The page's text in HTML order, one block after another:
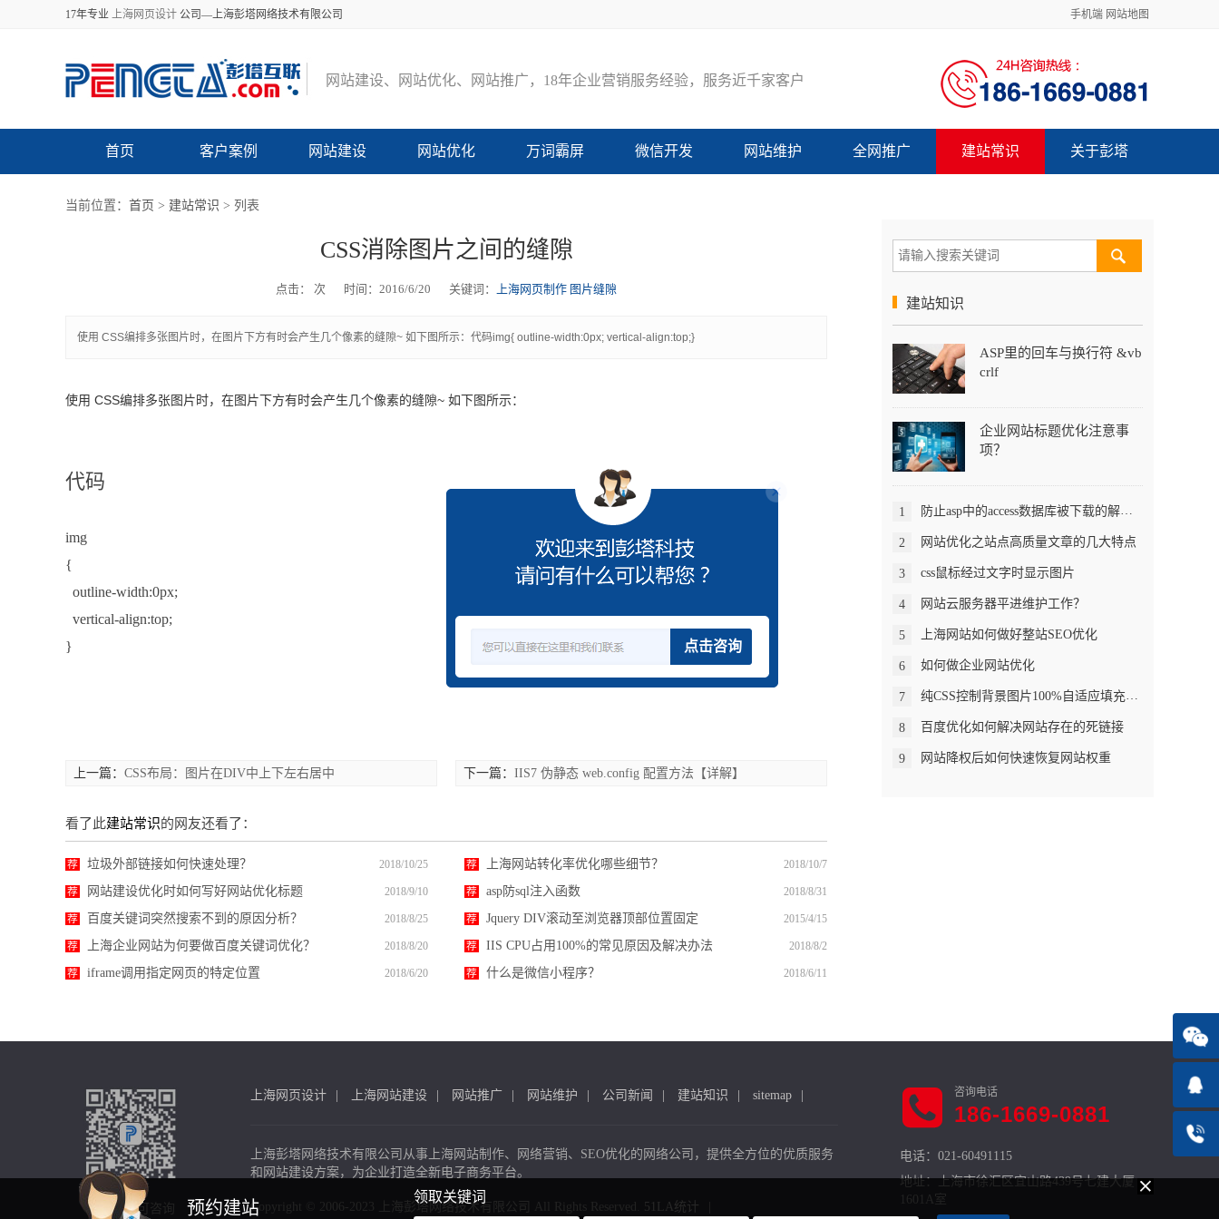
17年专业 上海网页设计 公司—上海彭塔网络技术有限公司 手机端 网站地图
网 站建设、 网 站优化、 网 站推广 ， 18年企业营销服务经验， 服务近千家客户
首页 客户案例 网站建设 网站优化 万词霸屏 微信开发 网站维护 全网推广 建站常识 关于彭塔
当前位置： 首页 > 建站常识 > 列表
CSS消除图片之间的缝隙
点击： 次 时间：2016/6/20 关键词： 上海网页制作 图片缝隙
使用 CSS编排多张图片时，在图片下方有时会产生几个像素的缝隙~ 如下图所示：代码img{ outline-width:0px; vertical-align:top;}
使用 CSS编排多张图片时，在图片下方有时会产生几个像素的缝隙~ 如下图所示：
代码
img
{
outline-width:0px;
vertical-align:top;
}
上一篇： CSS布局：图片在DIV中上下左右居中 下一篇： IIS7 伪静态 web.config 配置方法【详解】
看了此建站常识的网友还看了：
荐 2018/10/25
垃圾外部链接如何快速处理？ 荐 2018/10/7
上海网站转化率优化哪些细节？
荐 2018/9/10
网站建设优化时如何写好网站优化标题 荐 2018/8/31
asp防sql注入函数
荐 2018/8/25
百度关键词突然搜索不到的原因分析？ 荐 2015/4/15
Jquery DIV滚动至浏览器顶部位置固定
荐 2018/8/20
上海企业网站为何要做百度关键词优化？ 荐 2018/8/2
IIS CPU占用100%的常见原因及解决办法
荐 2018/6/20
iframe调用指定网页的特定位置 荐 2018/6/11
什么是微信小程序？
建站知识
ASP里的回车与换行符 &vb
crlf
企业网站标题优化注意事
项？
1 防止asp中的access数据库被下载的解决方法
2 网站优化之站点高质量文章的几大特点
3 css鼠标经过文字时显示图片
4 网站云服务器平进维护工作？
5 上海网站如何做好整站SEO优化
6 如何做企业网站优化
7 纯CSS控制背景图片100%自适应填充布局
8 百度优化如何解决网站存在的死链接
9 网站降权后如何快速恢复网站权重
扫一扫，可咨询
上海网页设计 上海网站建设 网站推广 网站维护 公司新闻 建站知识 sitemap
上海彭塔网络技术有限公司从事上海网站制作、网络营销、SEO优化的网络公司，提供全方位的优质服务
和网站建设方案，为企业打造全新电子商务平台。
Copyright © 2006-2023 上海彭塔网络技术有限公司 All Rights Reserved. 51LA统计
186-1669-0881
电话：021-60491115
地址：上海市徐汇区宜山路439号七建大厦
1601A室
点击咨询
预约建站
领取关键词